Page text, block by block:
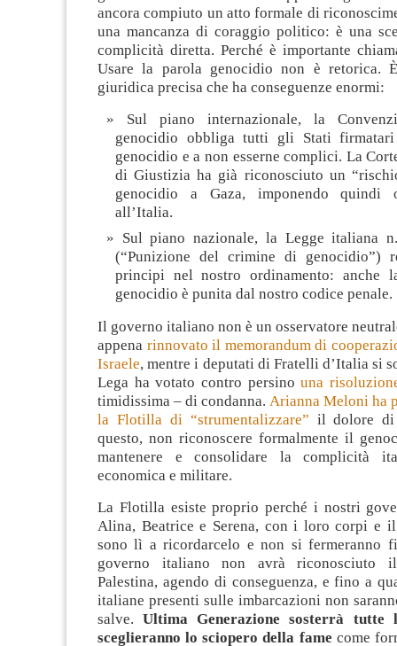
ancora compiuto un atto formale di
una mancanza di coraggio politico: è una
complicità diretta. Perché è importante
Usare la parola genocidio non è retorica.
giuridica precisa che ha conseguenze enormi:
Sul piano internazionale, la
genocidio obbliga tutti gli Stati
genocidio e a non esserne complici. La
di Giustizia ha già riconosciuto un
genocidio a Gaza, imponendo quindi
all’Italia.
Sul piano nazionale, la Legge italiana
(“Punizione del crimine di genocidio”)
principi nel nostro ordinamento: anche
genocidio è punita dal nostro codice penale.
Il governo italiano non è un osservatore
appena rinnovato il memorandum di
Israele, mentre i deputati di Fratelli d’Italia si
Lega ha votato contro persinouna
timidissima – di condanna. Arianna Meloni ha
la Flotilla di “strumentalizzare” il dolore di
questo, non riconoscere formalmente il
mantenere e consolidare la complicità
economica e militare.
La Flotilla esiste proprio perché i nostri
Alina, Beatrice e Serena, con i loro corpi e
sono lì a ricordarcelo e non si fermeranno
governo italiano non avrà riconosciuto
Palestina, agendo di conseguenza, e fino a
italiane presenti sulle imbarcazioni non
salve.Ultima Generazione sosterrà tutte
sceglieranno lo sciopero della fame come